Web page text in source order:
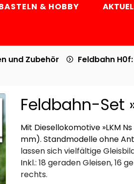
& HOBBY
und Zubehör Feldbahn
Feldbahn-Set
Mit Diesellokomotive »LKM
mm). Standmodelle ohne
lassen sich vielfältige
Inkl.: 18 geraden Gleisen, 16
rechts.